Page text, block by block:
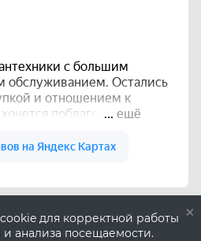
×
для корректной работы
анализа посещаемости.